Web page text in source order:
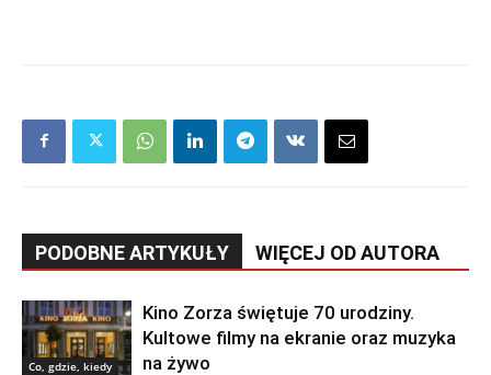
PODOBNE ARTYKUŁY WIĘCEJ OD AUTORA
Co, gdzie, kiedy
Kino Zorza świętuje 70 urodziny.
Kultowe filmy na ekranie oraz muzyka
na żywo